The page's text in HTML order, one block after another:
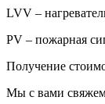
LVV –
PV – пожарная
Получение
Мы с вами